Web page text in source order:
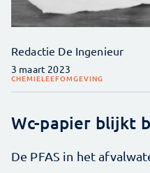
Redactie De Ingenieur
3 maart 2023
CHEMIELEEFOMGEVING
Wc-papier blijkt
De PFAS in het